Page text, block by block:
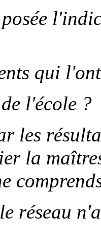
qui
l'école ?
les
la
réseau